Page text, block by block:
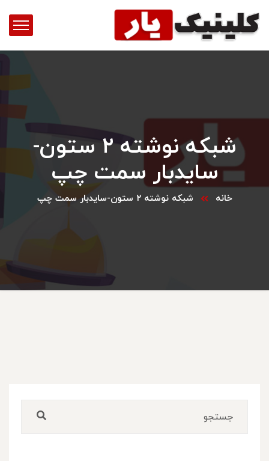
شبکه نوشته ۲ ستون-
سایدبار سمت چپ
خانه شبکه نوشته ۲ ستون-سایدبار سمت چپ